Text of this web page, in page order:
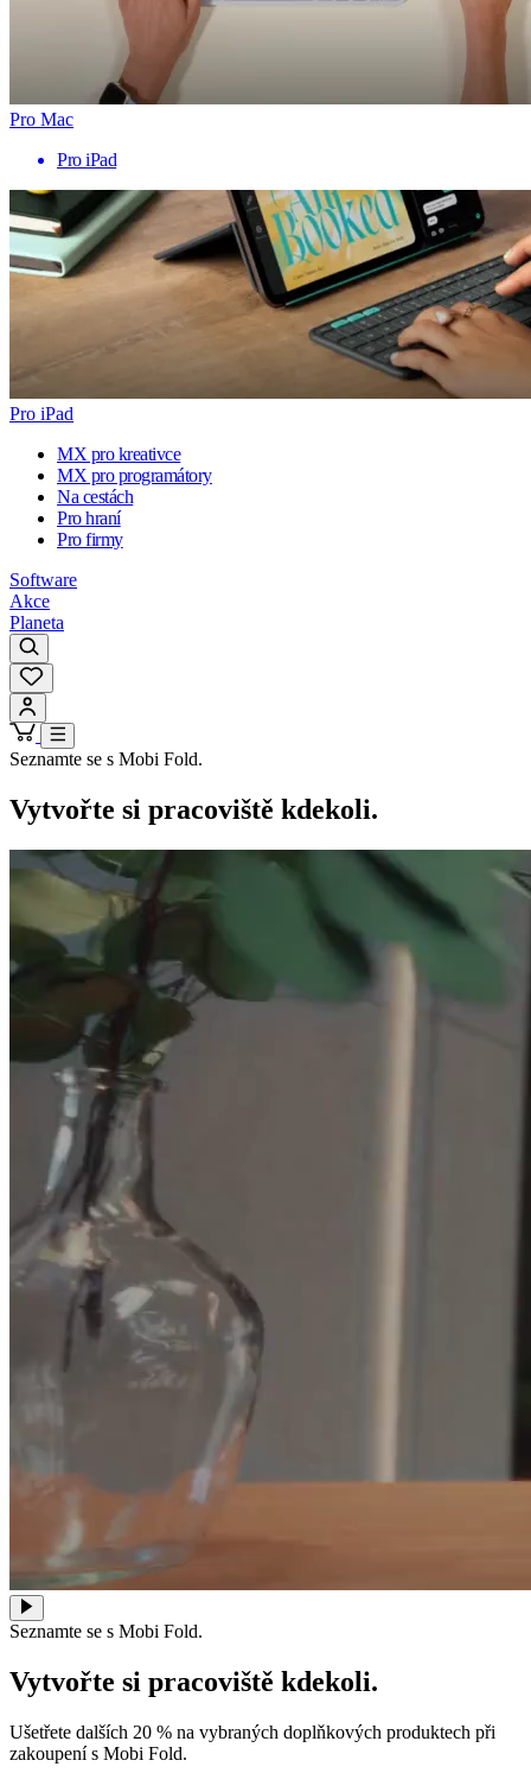
Pro Mac
Pro iPad
Pro iPad
MX pro kreativce
MX pro programátory
Na cestách
Pro hraní
Pro firmy
Software
Akce
Planeta
Seznamte se s Mobi Fold.
Vytvořte si pracoviště kdekoli.
Seznamte se s Mobi Fold.
Vytvořte si pracoviště kdekoli.
Ušetřete dalších 20 % na vybraných doplňkových produktech při
zakoupení s Mobi Fold.